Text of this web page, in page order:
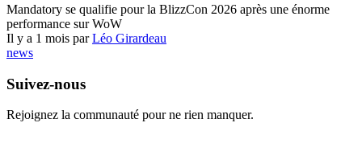
Mandatory se qualifie pour la BlizzCon 2026 après une énorme
performance sur WoW
Il y a 1 mois parLéo Girardeau
news
Suivez-nous
Rejoignez la communauté pour ne rien manquer.